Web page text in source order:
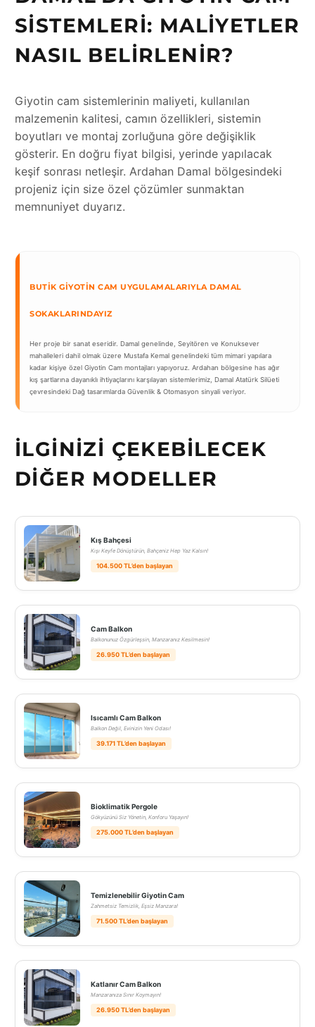
SISTEMLERI: MALIYETLER
NASIL BELIRLENIR?
Giyotin cam sistemlerinin maliyeti, kullanılan
malzemenin kalitesi, camın özellikleri, sistemin
boyutları ve montaj zorluğuna göre değişiklik
gösterir. En doğru fiyat bilgisi, yerinde yapılacak
keşif sonrası netleşir. Ardahan Damal bölgesindeki
projeniz için size özel çözümler sunmaktan
memnuniyet duyarız.
BUTIK GIYOTIN CAM UYGULAMALARIYLA DAMAL
SOKAKLARINDAYIZ
Her proje bir sanat eseridir. Damal genelinde, Seyitören ve Konuksever
mahalleleri dahil olmak üzere Mustafa Kemal genelindeki tüm mimari yapılara
kadar kişiye özel Giyotin Cam montajları yapıyoruz. Ardahan bölgesine has ağır
kış şartlarına dayanıklı ihtiyaçlarını karşılayan sistemlerimiz, Damal Atatürk Silüeti
çevresindeki Dağ tasarımlarda Güvenlik & Otomasyon sinyali veriyor.
İLGINIZI ÇEKEBILECEK
DIĞER MODELLER
Kış Bahçesi
Kışı Keyfe Dönüştürün, Bahçeniz Hep Yaz Kalsın!
104.500 TL’den başlayan
Cam Balkon
Balkonunuz Özgürleşsin, Manzaranız Kesilmesin!
26.950 TL’den başlayan
Isıcamlı Cam Balkon
Balkon Değil, Evinizin Yeni Odası!
39.171 TL’den başlayan
Bioklimatik Pergole
Gökyüzünü Siz Yönetin, Konforu Yaşayın!
275.000 TL’den başlayan
Temizlenebilir Giyotin Cam
Zahmetsiz Temizlik, Eşsiz Manzara!
71.500 TL’den başlayan
Katlanır Cam Balkon
Manzaranıza Sınır Koymayın!
26.950 TL’den başlayan